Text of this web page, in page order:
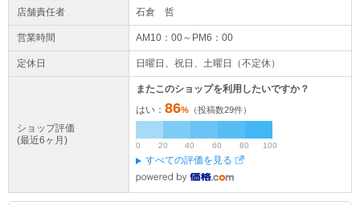
店舗責任者 石倉 哲
営業時間 AM10：00～PM6：00
定休日 日曜日、祝日、土曜日（不定休）
ショップ評価
(最近6ヶ月)
またこのショップを利用したいですか？
はい： 86% （投稿数29件）
0 20 40 60 80 100
すべての評価を見る